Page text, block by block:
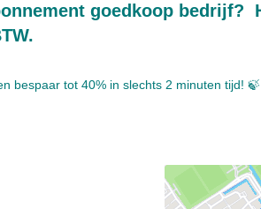
goedkoop bedrijf?
bespaar tot 40% in slechts 2 minuten tijd!